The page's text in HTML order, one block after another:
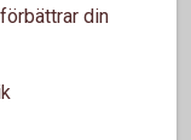
ge och få. Men
är företaget som
presentkortet mot
din